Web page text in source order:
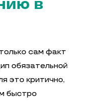
в
сам факт
обязательной
это критично,
быстро